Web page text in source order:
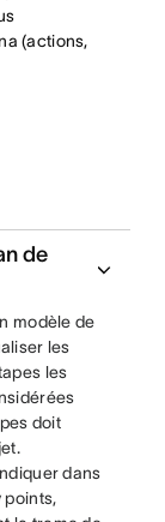
(actions,
de
modèle de
les
les
doit
dans
points,